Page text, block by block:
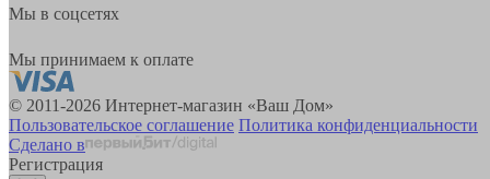
Мы в соцсетях
Мы принимаем к оплате
© 2011-2026 Интернет-магазин «Ваш Дом»
Пользовательское соглашение Политика конфиденциальности
Сделано в
Регистрация